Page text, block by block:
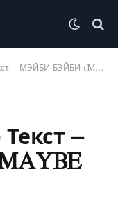
БЭЙБИ (MAYBE BABY)
–